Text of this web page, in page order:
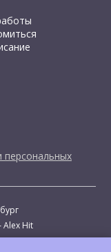
персональных
Alex Hit